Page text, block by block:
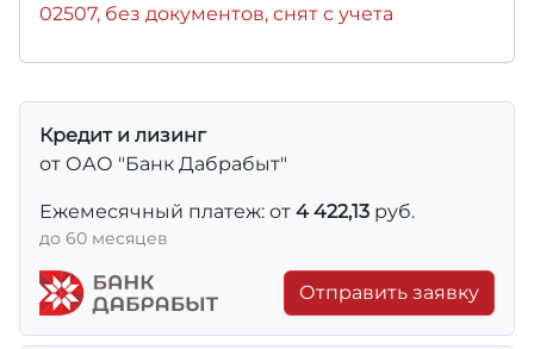
02507, без документов, снят с учета
Кредит и лизинг
от ОАО "Банк Дабрабыт"
Ежемесячный платеж: от 4 422,13 руб.
до 60 месяцев
Отправить заявку